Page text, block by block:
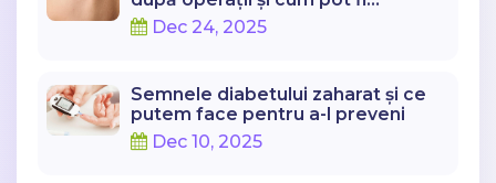
abordate corect
Dec 24, 2025
Semnele diabetului zaharat și ce
putem face pentru a-l preveni
Dec 10, 2025